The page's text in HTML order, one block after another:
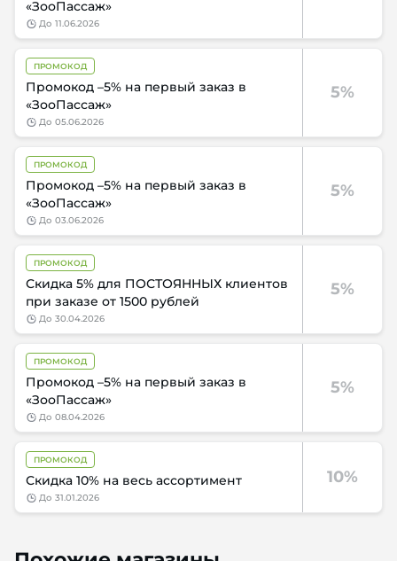
«ЗооПассаж»
до 11.06.2026
5%
ПРОМОКОД
Промокод –5% на первый заказ в
«ЗооПассаж»
до 05.06.2026
5%
ПРОМОКОД
Промокод –5% на первый заказ в
«ЗооПассаж»
до 03.06.2026
5%
ПРОМОКОД
Скидка 5% для ПОСТОЯННЫХ клиентов
при заказе от 1500 рублей
до 30.04.2026
5%
ПРОМОКОД
Промокод –5% на первый заказ в
«ЗооПассаж»
до 08.04.2026
10%
ПРОМОКОД
Скидка 10% на весь ассортимент
до 31.01.2026